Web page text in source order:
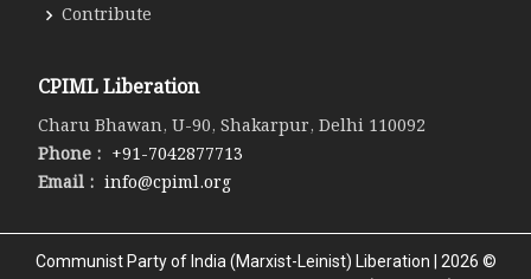
Contribute
CPIML Liberation
Charu Bhawan, U-90, Shakarpur, Delhi 110092
Phone : +91-7042877713
Email : info@cpiml.org
Communist Party of India (Marxist-Leinist) Liberation | 2026 ©